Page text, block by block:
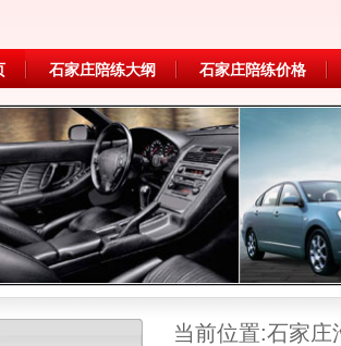
石家庄陪练大纲 石家庄陪练价格
当前位置:石家庄